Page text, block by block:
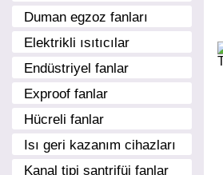
Duman egzoz fanları
Elektrikli ısıtıcılar
Endüstriyel fanlar
Exproof fanlar
Hücreli fanlar
Isı geri kazanım cihazları
Kanal tipi santrifüj fanlar